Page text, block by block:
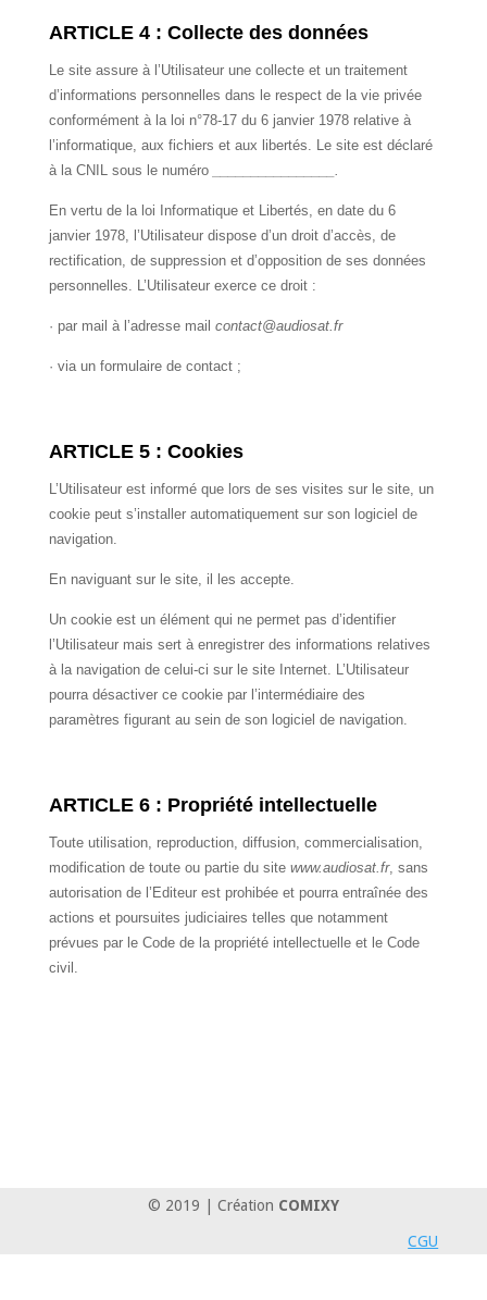
ARTICLE 4 : Collecte des données
Le site assure à l’Utilisateur une collecte et un traitement
d’informations personnelles dans le respect de la vie privée
conformément à la loi n°78-17 du 6 janvier 1978 relative à
l’informatique, aux fichiers et aux libertés. Le site est déclaré
à la CNIL sous le numéro
________________.
En vertu de la loi Informatique et Libertés, en date du 6
janvier 1978, l’Utilisateur dispose d’un droit d’accès, de
rectification, de suppression et d’opposition de ses données
personnelles. L’Utilisateur exerce ce droit :
· par mail à l’adresse mail contact@audiosat.fr
· via un formulaire de contact ;
ARTICLE 5 : Cookies
L’Utilisateur est informé que lors de ses visites sur le site, un
cookie peut s’installer automatiquement sur son logiciel de
navigation.
En naviguant sur le site, il les accepte.
Un cookie est un élément qui ne permet pas d’identifier
l’Utilisateur mais sert à enregistrer des informations relatives
à la navigation de celui-ci sur le site Internet. L’Utilisateur
pourra désactiver ce cookie par l’intermédiaire des
paramètres figurant au sein de son logiciel de navigation.
ARTICLE 6 : Propriété intellectuelle
Toute utilisation, reproduction, diffusion, commercialisation,
modification de toute ou partie du site www.audiosat.fr, sans
autorisation de l’Editeur est prohibée et pourra entraînée des
actions et poursuites judiciaires telles que notamment
prévues par le Code de la propriété intellectuelle et le Code
civil.
© 2019 | Création COMIXY
CGU